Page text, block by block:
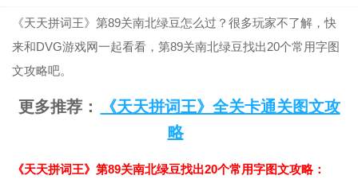
《天天拼词王》第89关南北绿豆怎么过？很多玩家不了解，快
来和DVG游戏网一起看看，第89关南北绿豆找出20个常用字图
文攻略吧。
更多推荐：
《天天拼词王》全关卡通关图文攻
略
《天天拼词王》第89关南北绿豆找出20个常用字图文攻略：